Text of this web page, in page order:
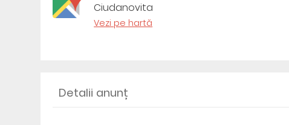
Ciudanovita
Vezi pe hartă
Detalii anunț